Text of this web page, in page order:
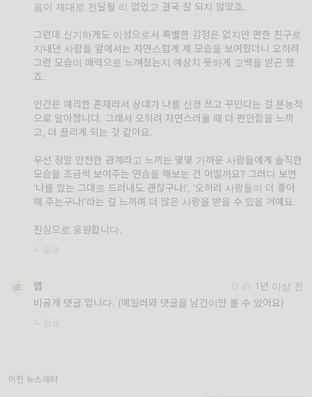
음이 제대로 전달될 리 없었고 결국 잘 되지 않았죠.
그런데 신기하게도 이성으로서 특별한 감정은 없지만 편한 친구로
지내던 사람들 앞에서는 자연스럽게 제 모습을 보여줬더니 오히려
그런 모습이 매력으로 느껴졌는지 예상치 못하게 고백을 받곤 했
죠.
인간은 예리한 존재라서 상대가 나를 신경 쓰고 꾸민다는 걸 본능적
으로 알아챕니다. 그래서 오히려 자연스러울 때 더 편안함을 느끼
고, 더 끌리게 되는 것 같아요.
우선 정말 안전한 관계라고 느끼는 몇몇 가까운 사람들에게 솔직한
모습을 조금씩 보여주는 연습을 해보는 건 어떨까요? 그러다 보면
'나를 있는 그대로 드러내도 괜찮구나!', '오히려 사람들이 더 좋아
해 주는구나!'라는 걸 느끼며 더 많은 사랑을 받을 수 있을 거예요.
진심으로 응원합니다.
ㄴ 답글
랩 0
1년 이상 전
비공개 댓글 입니다. (메일러와 댓글을 남긴이만 볼 수 있어요)
ㄴ 답글
이전 뉴스레터